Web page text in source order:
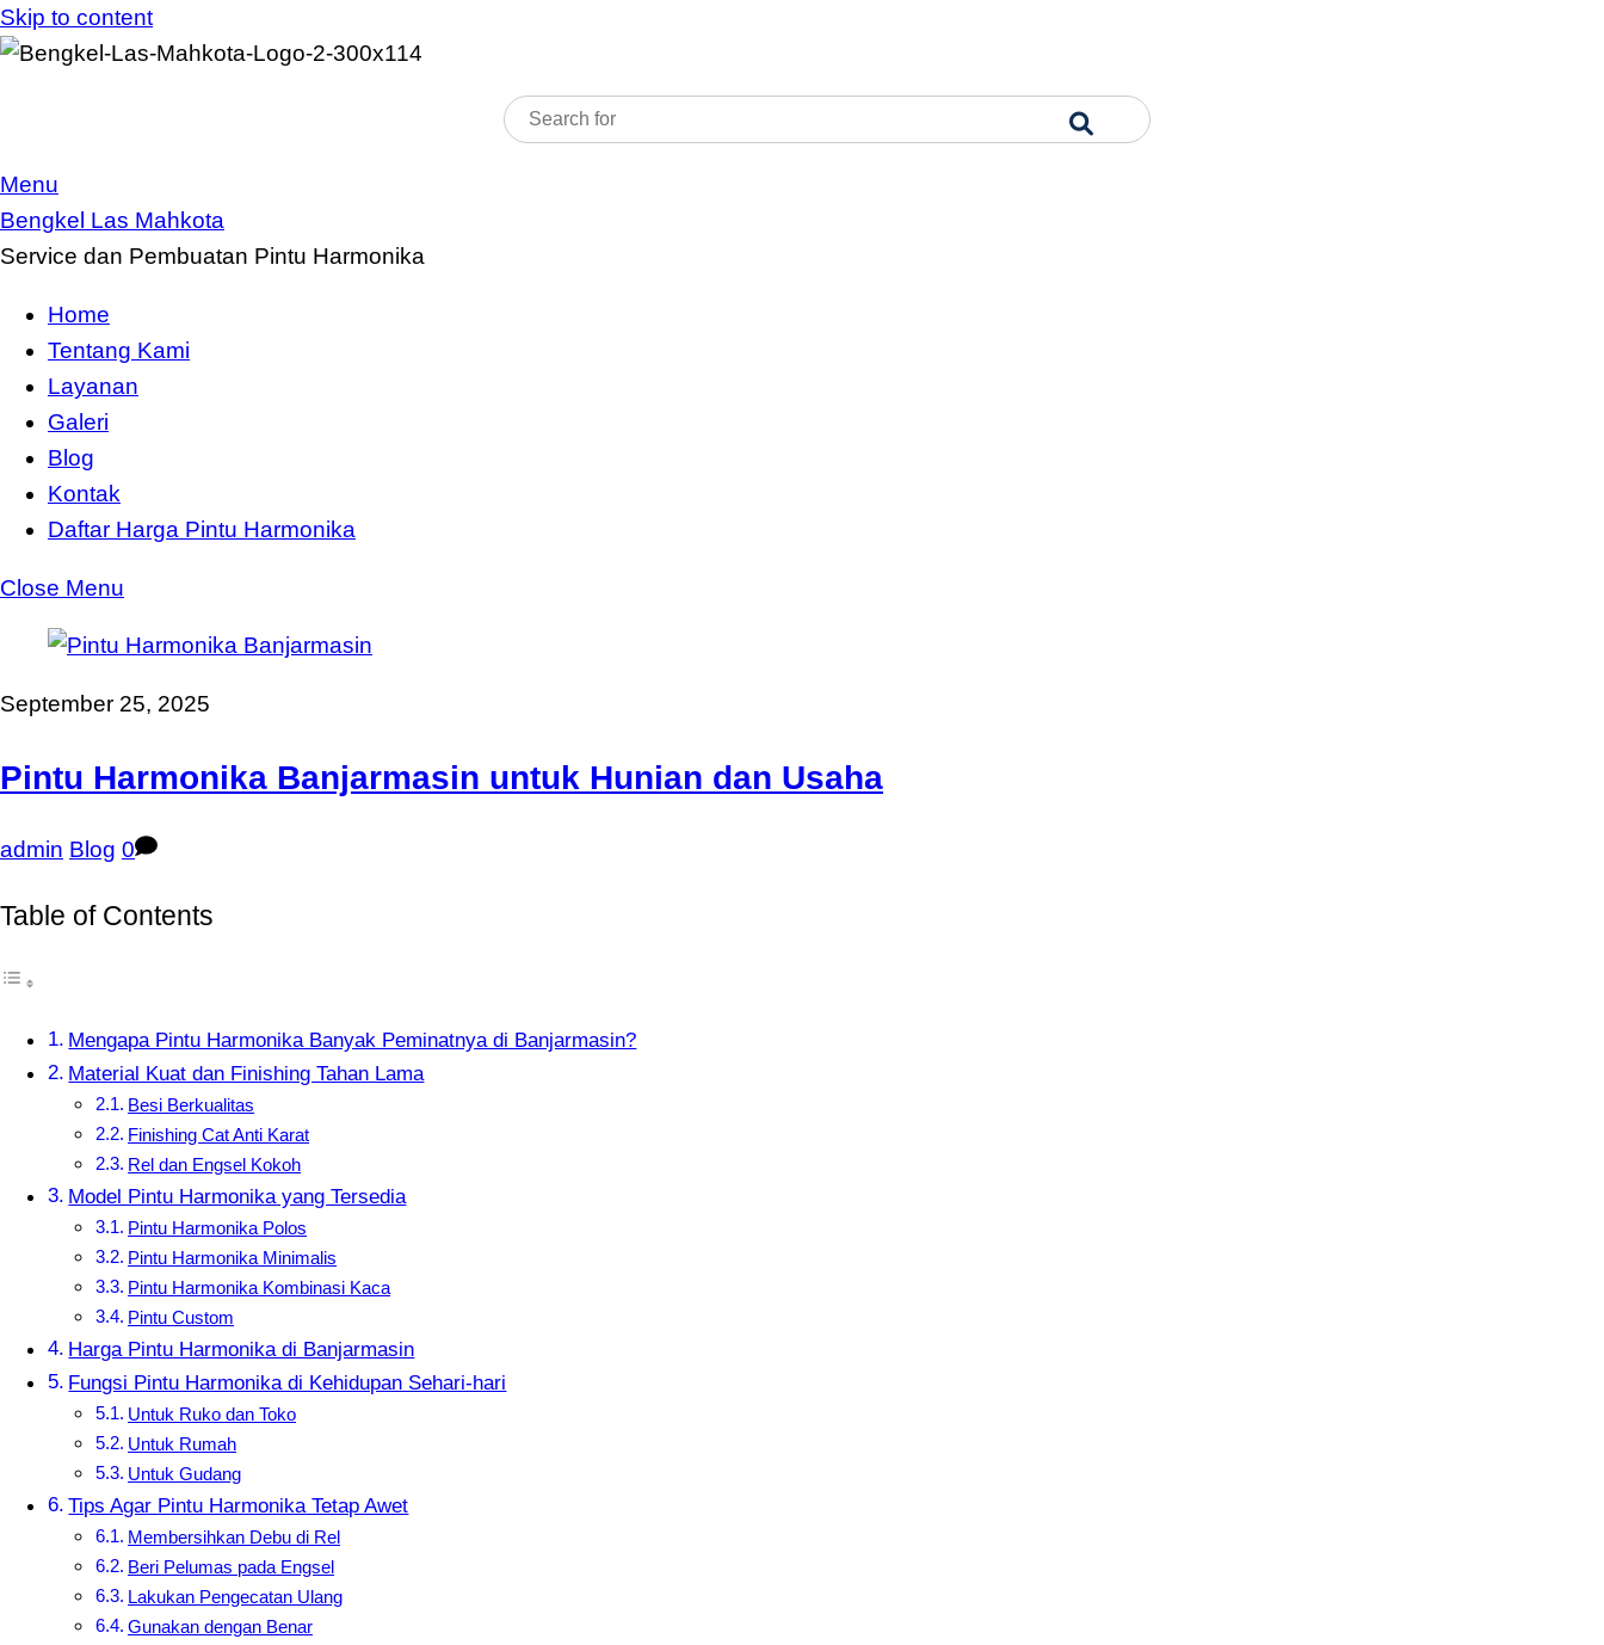
Skip to content
Menu
Bengkel Las Mahkota
Service dan Pembuatan Pintu Harmonika
Home
Tentang Kami
Layanan
Galeri
Blog
Kontak
Daftar Harga Pintu Harmonika
Close Menu
September 25, 2025
Pintu Harmonika Banjarmasin untuk Hunian dan Usaha
admin Blog 0
Table of Contents
Mengapa Pintu Harmonika Banyak Peminatnya di Banjarmasin?
Material Kuat dan Finishing Tahan Lama
Besi Berkualitas
Finishing Cat Anti Karat
Rel dan Engsel Kokoh
Model Pintu Harmonika yang Tersedia
Pintu Harmonika Polos
Pintu Harmonika Minimalis
Pintu Harmonika Kombinasi Kaca
Pintu Custom
Harga Pintu Harmonika di Banjarmasin
Fungsi Pintu Harmonika di Kehidupan Sehari-hari
Untuk Ruko dan Toko
Untuk Rumah
Untuk Gudang
Tips Agar Pintu Harmonika Tetap Awet
Membersihkan Debu di Rel
Beri Pelumas pada Engsel
Lakukan Pengecatan Ulang
Gunakan dengan Benar